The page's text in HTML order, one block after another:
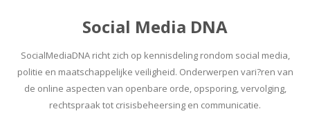
Social Media DNA
SocialMediaDNA richt zich op kennisdeling rondom social media,
politie en maatschappelijke veiligheid. Onderwerpen vari?ren van
de online aspecten van openbare orde, opsporing, vervolging,
rechtspraak tot crisisbeheersing en communicatie.